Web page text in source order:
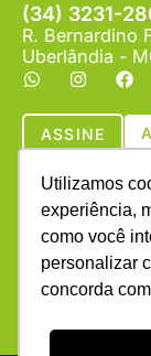
Utilizamos
experiência,
como você
personalizar
concorda
(34) 3231-
R. Bernardino
Uberlândia -
ASSINE
Copyright ©
direitos
página em